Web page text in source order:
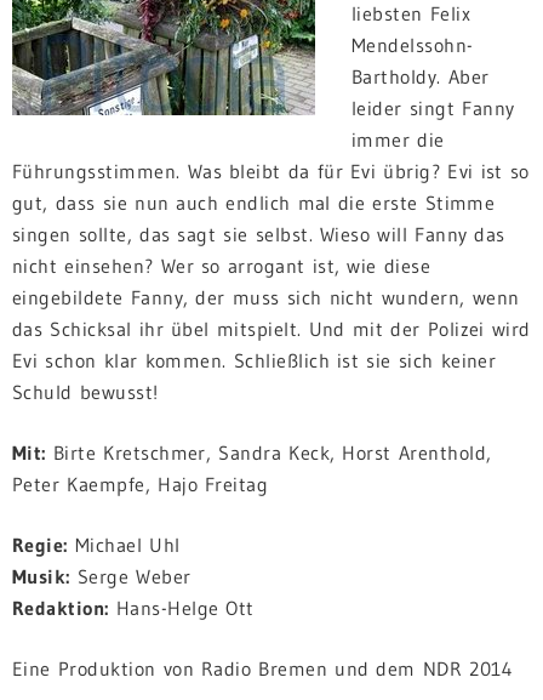
liebsten Felix
Mendelssohn-
Bartholdy. Aber
leider singt Fanny
immer die
Führungsstimmen. Was bleibt da für Evi übrig? Evi ist so
gut, dass sie nun auch endlich mal die erste Stimme
singen sollte, das sagt sie selbst. Wieso will Fanny das
nicht einsehen? Wer so arrogant ist, wie diese
eingebildete Fanny, der muss sich nicht wundern, wenn
das Schicksal ihr übel mitspielt. Und mit der Polizei wird
Evi schon klar kommen. Schließlich ist sie sich keiner
Schuld bewusst!
Mit: Birte Kretschmer, Sandra Keck, Horst Arenthold,
Peter Kaempfe, Hajo Freitag
Regie: Michael Uhl
Musik: Serge Weber
Redaktion: Hans-Helge Ott
Eine Produktion von Radio Bremen und dem NDR 2014